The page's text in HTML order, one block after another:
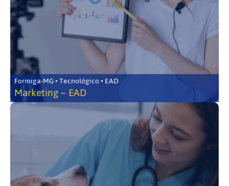
Formiga-MG • Tecnológico • EAD
Marketing – EAD